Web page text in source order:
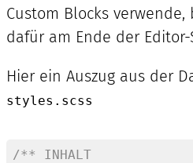
Custom Blocks verwende,
dafür am Ende der Editor-
Hier ein Auszug aus der
styles.scss
/** INHALT